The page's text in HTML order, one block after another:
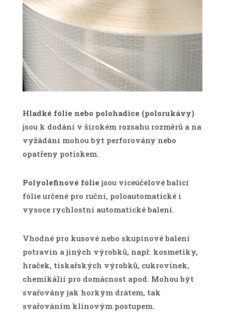
Hladké fólie nebo polohadice (polorukávy)
jsou k dodání v širokém rozsahu rozměrů a na
vyžádání mohou být perforovány nebo
opatřeny potiskem.
Polyolefinové fólie jsou víceúčelové balicí
fólie určené pro ruční, poloautomatické i
vysoce rychlostní automatické balení.
Vhodné pro kusové nebo skupinové balení
potravin a jiných výrobků, např. kosmetiky,
hraček, tiskařských výrobků, cukrovinek,
chemikálií pro domácnost apod. Mohou být
svařovány jak horkým drátem, tak
svařováním klínovým postupem.